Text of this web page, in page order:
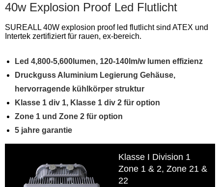
40w Explosion Proof Led Flutlicht
SUREALL 40W explosion proof led flutlicht sind ATEX und
Intertek zertifiziert für rauen, ex-bereich.
Led 4,800-5,600lumen, 120-140lm/w lumen effizienz
Druckguss Aluminium Legierung Gehäuse,
hervorragende kühlkörper struktur
Klasse 1 div 1, Klasse 1 div 2 für option
Zone 1 und Zone 2 für option
5 jahre garantie
Klasse I Division 1
Zone 1 & 2, Zone 21 &
22